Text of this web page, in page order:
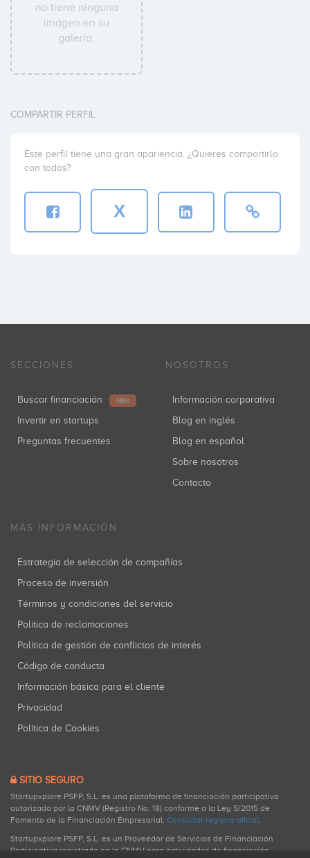
no tiene ninguna
imágen en su
galería.
COMPARTIR PERFIL
Este perfil tiene una gran apariencia. ¿Quieres compartirlo
con todos?
X
SECCIONES
Buscar financiación NEW
Invertir en startups
Preguntas frecuentes
NOSOTROS
Información corporativa
Blog en inglés
Blog en español
Sobre nosotros
Contacto
MÁS INFORMACIÓN
Estrategia de selección de compañías
Proceso de inversión
Términos y condiciones del servicio
Política de reclamaciones
Política de gestión de conflictos de interés
Código de conducta
Información básica para el cliente
Privacidad
Política de Cookies
SITIO SEGURO
Startupxplore PSFP, S.L. es una plataforma de financiación participativa
autorizada por la CNMV (Registro No. 18) conforme a la Ley 5/2015 de
Fomento de la Financiación Empresarial. Consultar registro oficial.
Startupxplore PSFP, S.L. es un Proveedor de Servicios de Financiación
Participativa registrado en la CNMV para actividades de financiación